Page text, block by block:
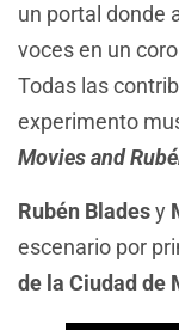
un portal donde
voces en un
Todas las
experimento
Movies and
Rubén Bladesy
escenario por
de la Ciudad de